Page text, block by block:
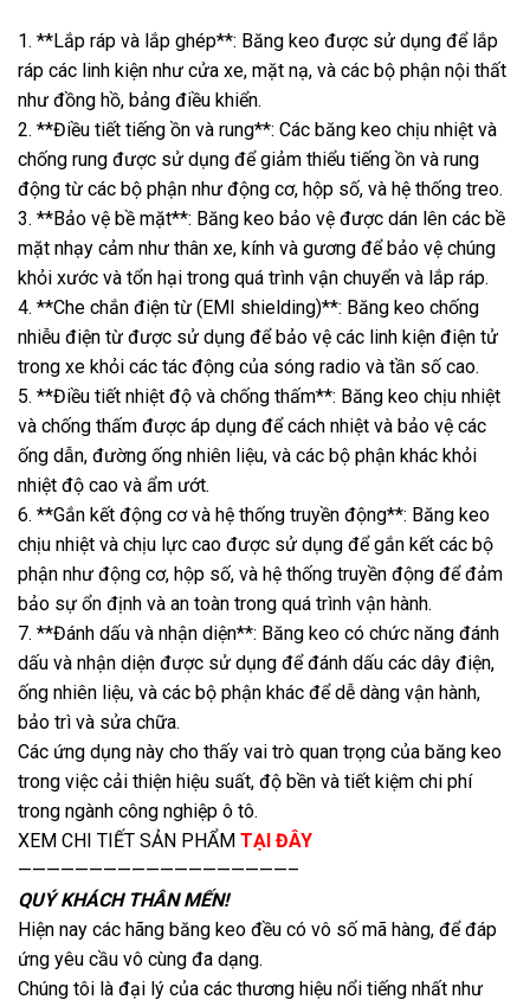
1. **Lắp ráp và lắp ghép**: Băng keo được sử dụng để lắp
ráp các linh kiện như cửa xe, mặt nạ, và các bộ phận nội thất
như đồng hồ, bảng điều khiển.
2. **Điều tiết tiếng ồn và rung**: Các băng keo chịu nhiệt và
chống rung được sử dụng để giảm thiểu tiếng ồn và rung
động từ các bộ phận như động cơ, hộp số, và hệ thống treo.
3. **Bảo vệ bề mặt**: Băng keo bảo vệ được dán lên các bề
mặt nhạy cảm như thân xe, kính và gương để bảo vệ chúng
khỏi xước và tổn hại trong quá trình vận chuyển và lắp ráp.
4. **Che chắn điện từ (EMI shielding)**: Băng keo chống
nhiễu điện từ được sử dụng để bảo vệ các linh kiện điện tử
trong xe khỏi các tác động của sóng radio và tần số cao.
5. **Điều tiết nhiệt độ và chống thấm**: Băng keo chịu nhiệt
và chống thấm được áp dụng để cách nhiệt và bảo vệ các
ống dẫn, đường ống nhiên liệu, và các bộ phận khác khỏi
nhiệt độ cao và ẩm ướt.
6. **Gắn kết động cơ và hệ thống truyền động**: Băng keo
chịu nhiệt và chịu lực cao được sử dụng để gắn kết các bộ
phận như động cơ, hộp số, và hệ thống truyền động để đảm
bảo sự ổn định và an toàn trong quá trình vận hành.
7. **Đánh dấu và nhận diện**: Băng keo có chức năng đánh
dấu và nhận diện được sử dụng để đánh dấu các dây điện,
ống nhiên liệu, và các bộ phận khác để dễ dàng vận hành,
bảo trì và sửa chữa.
Các ứng dụng này cho thấy vai trò quan trọng của băng keo
trong việc cải thiện hiệu suất, độ bền và tiết kiệm chi phí
trong ngành công nghiệp ô tô.
XEM CHI TIẾT SẢN PHẨM TẠI ĐÂY
———————————————————–
QUÝ KHÁCH THÂN MẾN!
Hiện nay các hãng băng keo đều có vô số mã hàng, để đáp
ứng yêu cầu vô cùng đa dạng.
Chúng tôi là đại lý của các thương hiệu nổi tiếng nhất như